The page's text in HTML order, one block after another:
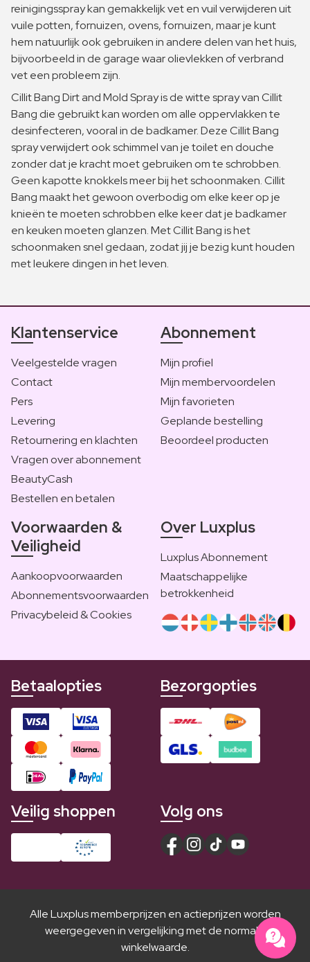
reinigingsspray kan gemakkelijk vet en vuil verwijderen uit
vuile potten, fornuizen, ovens, fornuizen, maar je kunt
hem natuurlijk ook gebruiken in andere delen van het huis,
bijvoorbeeld in de garage waar olievlekken of verbrand
vet een probleem zijn.
Cillit Bang Dirt and Mold Spray is de witte spray van Cillit
Bang die gebruikt kan worden om alle oppervlakken te
desinfecteren, vooral in de badkamer. Deze Cillit Bang
spray verwijdert ook schimmel van je toilet en douche
zonder dat je kracht moet gebruiken om te schrobben.
Geen kapotte knokkels meer bij het schoonmaken. Cillit
Bang maakt het gewoon overbodig om elke keer op je
knieën te moeten schrobben elke keer dat je badkamer
en keuken moeten glanzen. Met Cillit Bang is het
schoonmaken snel gedaan, zodat jij je bezig kunt houden
met leukere dingen in het leven.
Klantenservice
Veelgestelde vragen
Contact
Pers
Levering
Retournering en klachten
Vragen over abonnement
BeautyCash
Bestellen en betalen
Abonnement
Mijn profiel
Mijn membervoordelen
Mijn favorieten
Geplande bestelling
Beoordeel producten
Voorwaarden &
Veiligheid
Aankoopvoorwaarden
Abonnementsvoorwaarden
Privacybeleid & Cookies
Over Luxplus
Luxplus Abonnement
Maatschappelijke
betrokkenheid
Betaalopties Bezorgopties
Veilig shoppen Volg ons
Alle Luxplus memberprijzen en actieprijzen worden
weergegeven in vergelijking met de normale
winkelwaarde.